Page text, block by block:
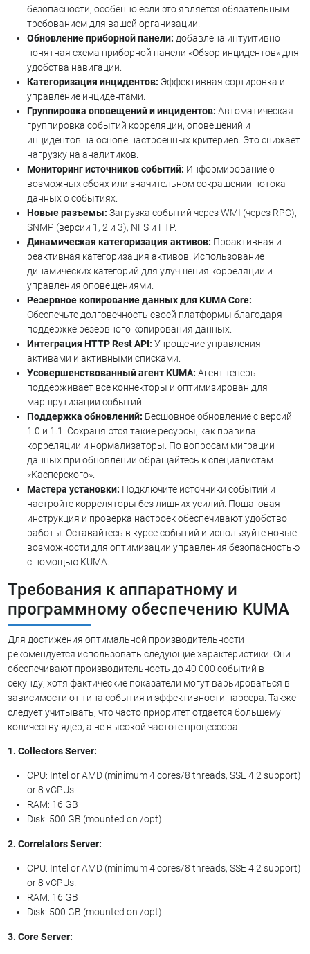
безопасности, особенно если это является обязательным
требованием для вашей организации.
Обновление приборной панели: добавлена интуитивно
понятная схема приборной панели «Обзор инцидентов» для
удобства навигации.
Категоризация инцидентов: Эффективная сортировка и
управление инцидентами.
Группировка оповещений и инцидентов: Автоматическая
группировка событий корреляции, оповещений и
инцидентов на основе настроенных критериев. Это снижает
нагрузку на аналитиков.
Мониторинг источников событий: Информирование о
возможных сбоях или значительном сокращении потока
данных о событиях.
Новые разъемы: Загрузка событий через WMI (через RPC),
SNMP (версии 1, 2 и 3), NFS и FTP.
Динамическая категоризация активов: Проактивная и
реактивная категоризация активов. Использование
динамических категорий для улучшения корреляции и
управления оповещениями.
Резервное копирование данных для KUMA Core:
Обеспечьте долговечность своей платформы благодаря
поддержке резервного копирования данных.
Интеграция HTTP Rest API: Упрощение управления
активами и активными списками.
Усовершенствованный агент KUMA: Агент теперь
поддерживает все коннекторы и оптимизирован для
маршрутизации событий.
Поддержка обновлений: Бесшовное обновление с версий
1.0 и 1.1. Сохраняются такие ресурсы, как правила
корреляции и нормализаторы. По вопросам миграции
данных при обновлении обращайтесь к специалистам
«Касперского».
Мастера установки: Подключите источники событий и
настройте корреляторы без лишних усилий. Пошаговая
инструкция и проверка настроек обеспечивают удобство
работы. Оставайтесь в курсе событий и используйте новые
возможности для оптимизации управления безопасностью
с помощью KUMA.
Требования к аппаратному и
программному обеспечению KUMA
Для достижения оптимальной производительности
рекомендуется использовать следующие характеристики. Они
обеспечивают производительность до 40 000 событий в
секунду, хотя фактические показатели могут варьироваться в
зависимости от типа события и эффективности парсера. Также
следует учитывать, что часто приоритет отдается большему
количеству ядер, а не высокой частоте процессора.
1. Collectors Server:
CPU: Intel or AMD (minimum 4 cores/8 threads, SSE 4.2 support)
or 8 vCPUs.
RAM: 16 GB
Disk: 500 GB (mounted on /opt)
2. Correlators Server:
CPU: Intel or AMD (minimum 4 cores/8 threads, SSE 4.2 support)
or 8 vCPUs.
RAM: 16 GB
Disk: 500 GB (mounted on /opt)
3. Core Server: